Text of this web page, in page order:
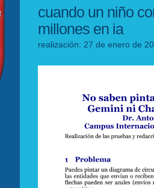
cuando un niño
millones en ia
realización: 27 de enero de